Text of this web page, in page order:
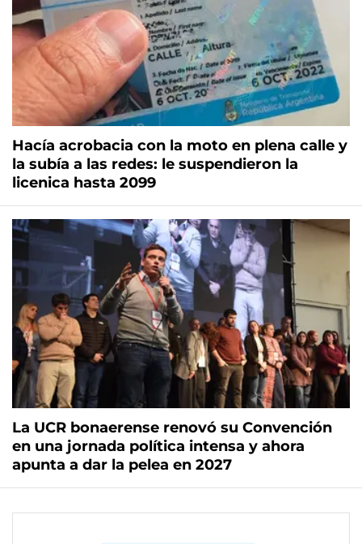
Hacía acrobacia con la moto en plena calle y
la subía a las redes: le suspendieron la
licenica hasta 2099
La UCR bonaerense renovó su Convención
en una jornada política intensa y ahora
apunta a dar la pelea en 2027